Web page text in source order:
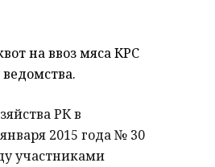
на ввоз мяса КРС
РК в
2015 года № 30
участниками